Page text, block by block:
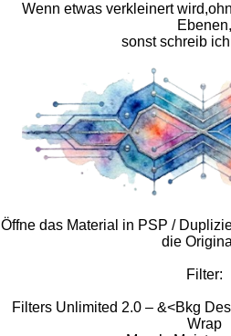
Wenn etwas verkleinert
Ebenen,
sonst schreib
Öffne das Material in PSP /
die
Filter:
Filters Unlimited 2.0 – &<Bkg
Wrap